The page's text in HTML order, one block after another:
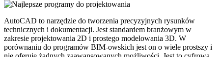
AutoCAD to narzędzie do tworzenia precyzyjnych rysunków
technicznych i dokumentacji. Jest standardem branżowym w
zakresie projektowania 2D i prostego modelowania 3D. W
porównaniu do programów BIM-owskich jest on o wiele prostszy i